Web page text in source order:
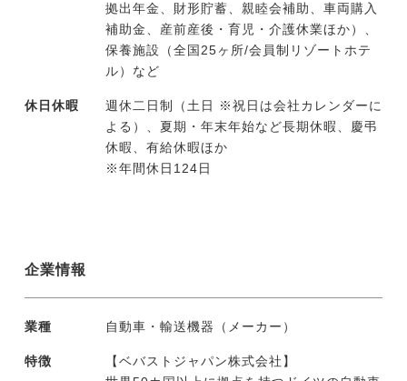
拠出年金、財形貯蓄、親睦会補助、車両購入
補助金、産前産後・育児・介護休業ほか）、
保養施設（全国25ヶ所/会員制リゾートホテ
ル）など
休日休暇
週休二日制（土日 ※祝日は会社カレンダーに
よる）、夏期・年末年始など長期休暇、慶弔
休暇、有給休暇ほか
※年間休日124日
企業情報
業種 自動車・輸送機器（メーカー）
特徴
【ベバストジャパン株式会社】